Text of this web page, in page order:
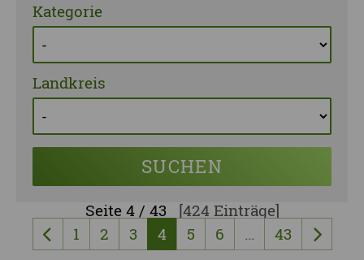
Kategorie
Landkreis
SUCHEN
Seite 4 / 43
[424 Einträge]
vorherige Seite
1 2 3 4 5 6 … 43